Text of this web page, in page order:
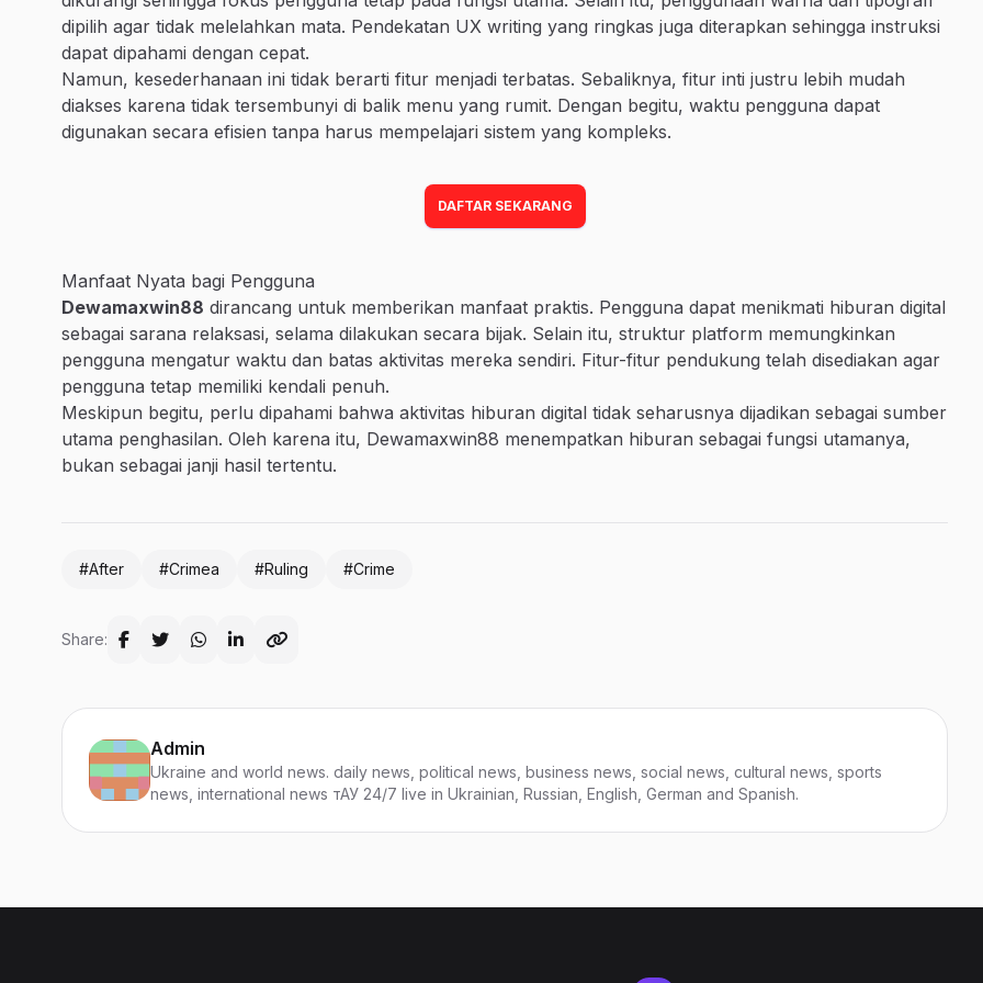
dipilih agar tidak melelahkan mata. Pendekatan UX writing yang ringkas juga diterapkan sehingga instruksi
dapat dipahami dengan cepat.
Namun, kesederhanaan ini tidak berarti fitur menjadi terbatas. Sebaliknya, fitur inti justru lebih mudah
diakses karena tidak tersembunyi di balik menu yang rumit. Dengan begitu, waktu pengguna dapat
digunakan secara efisien tanpa harus mempelajari sistem yang kompleks.
DAFTAR SEKARANG
Manfaat Nyata bagi Pengguna
Dewamaxwin88 dirancang untuk memberikan manfaat praktis. Pengguna dapat menikmati hiburan digital
sebagai sarana relaksasi, selama dilakukan secara bijak. Selain itu, struktur platform memungkinkan
pengguna mengatur waktu dan batas aktivitas mereka sendiri. Fitur-fitur pendukung telah disediakan agar
pengguna tetap memiliki kendali penuh.
Meskipun begitu, perlu dipahami bahwa aktivitas hiburan digital tidak seharusnya dijadikan sebagai sumber
utama penghasilan. Oleh karena itu, Dewamaxwin88 menempatkan hiburan sebagai fungsi utamanya,
bukan sebagai janji hasil tertentu.
#After #Crimea #Ruling #Crime
Share:
Admin
Ukraine and world news. daily news, political news, business news, social news, cultural news, sports
news, international news тАУ 24/7 live in Ukrainian, Russian, English, German and Spanish.